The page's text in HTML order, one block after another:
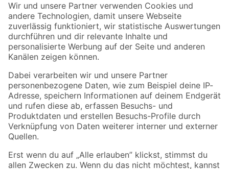
Der toom Newsletter: Keine Angebote und Aktionen mehr verpassen!
Zur Newsletter Anmeldung
Folge uns
Zahlungsarten Versandarten
Sicher einkaufen